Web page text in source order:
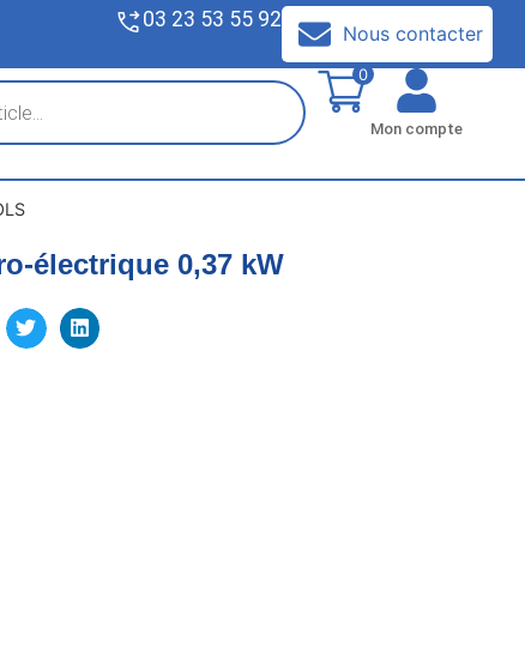
03 23 53 55 92
Nous contacter
0
Mon compte
électrique 0,37 kW